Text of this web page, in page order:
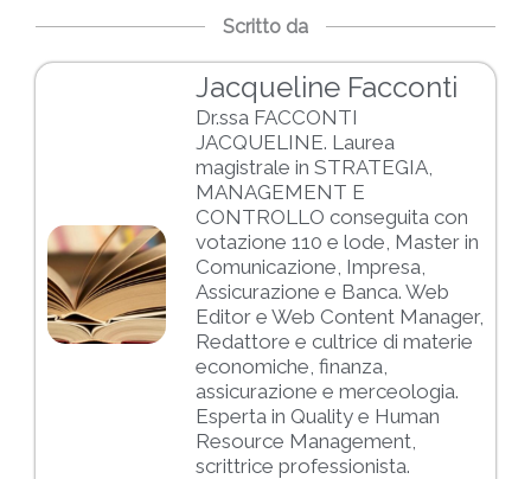
Scritto da
Jacqueline Facconti
Dr.ssa FACCONTI
JACQUELINE. Laurea
magistrale in STRATEGIA,
MANAGEMENT E
CONTROLLO conseguita con
votazione 110 e lode, Master in
Comunicazione, Impresa,
Assicurazione e Banca. Web
Editor e Web Content Manager,
Redattore e cultrice di materie
economiche, finanza,
assicurazione e merceologia.
Esperta in Quality e Human
Resource Management,
scrittrice professionista.